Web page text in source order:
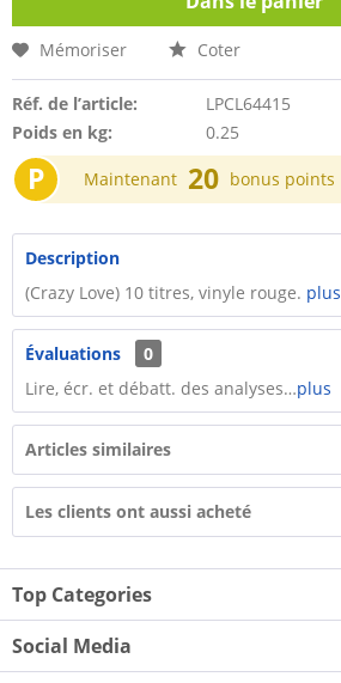
Mémoriser Coter
Réf. de l’article:
LPCL64415
Poids en kg:
0.25
P Maintenant 20 bonus points
Description
(Crazy Love) 10 titres, vinyle rouge. plus
Évaluations
0
Lire, écr. et débatt. des analyses…plus
Articles similaires
Les clients ont aussi acheté
Top Categories
Social Media